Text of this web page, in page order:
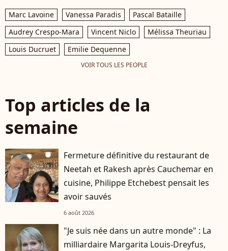
Marc Lavoine Vanessa Paradis
Pascal Bataille
Audrey Crespo-Mara
Vincent Niclo
Mélissa Theuriau
Louis Ducruet
Emilie Dequenne
VOIR TOUS LES PEOPLE
Top articles de la
semaine
Fermeture définitive du restaurant de
Neetah et Rakesh après Cauchemar en
cuisine, Philippe Etchebest pensait les
avoir sauvés
6 août 2026
"Je suis née dans un autre monde" : La
milliardaire Margarita Louis-Dreyfus,